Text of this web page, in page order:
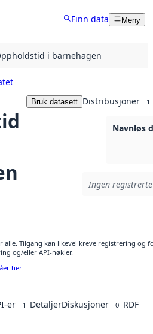
Finn data Meny
i barnehagen
Bruk datasett Distribusjoner 1
Navnløs
Ingen
Tilgang kan likevel kreve registrering og
og/eller API-nøkler.
her
er 1 DetaljerDiskusjoner 0 RDF